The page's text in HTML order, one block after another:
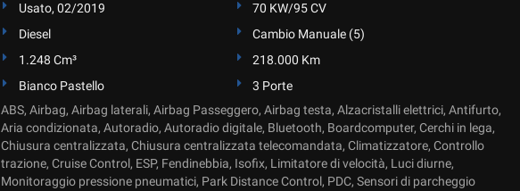
Usato, 02/2019
70 KW/95 CV
Diesel
Cambio Manuale (5)
1.248 Cm³
218.000 Km
Bianco Pastello
3 Porte
ABS, Airbag, Airbag laterali, Airbag Passeggero, Airbag testa, Alzacristalli elettrici, Antifurto,
Aria condizionata, Autoradio, Autoradio digitale, Bluetooth, Boardcomputer, Cerchi in lega,
Chiusura centralizzata, Chiusura centralizzata telecomandata, Climatizzatore, Controllo
trazione, Cruise Control, ESP, Fendinebbia, Isofix, Limitatore di velocità, Luci diurne,
Monitoraggio pressione pneumatici, Park Distance Control, PDC, Sensori di parcheggio